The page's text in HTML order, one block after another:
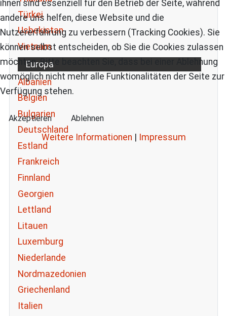
Türkei
Usbekistan
Vietnam
Europa
Albanien
Belgien
Bulgarien
Deutschland
Estland
Frankreich
Finnland
Georgien
Lettland
Litauen
Luxemburg
Niederlande
Nordmazedonien
Griechenland
Italien
ihnen sind essenziell für den Betrieb der Seite, während
andere uns helfen, diese Website und die
Nutzererfahrung zu verbessern (Tracking Cookies). Sie
können selbst entscheiden, ob Sie die Cookies zulassen
möchten. Bitte beachten Sie, dass bei einer Ablehnung
womöglich nicht mehr alle Funktionalitäten der Seite zur
Verfügung stehen.
Akzeptieren Ablehnen
Weitere Informationen | Impressum